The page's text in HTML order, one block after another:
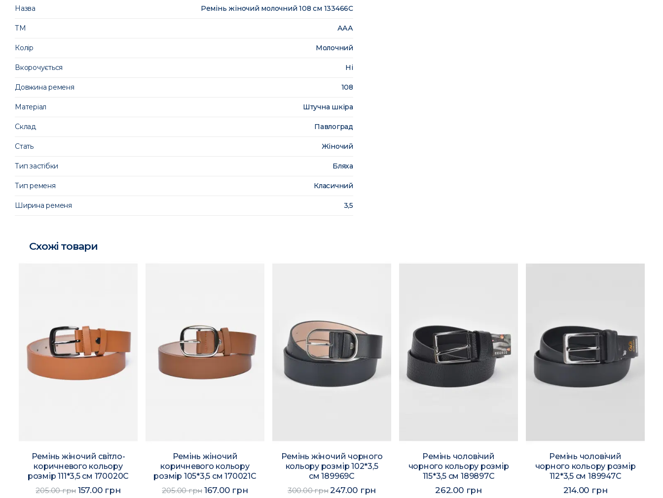
Назва Ремінь жіночий молочний 108 см 133466C
ТМ ААА
Колір Молочний
Вкорочується Ні
Довжина ременя 108
Матеріал Штучна шкіра
Склад Павлоград
Стать Жіночий
Тип застібки Бляха
Тип ременя Класичний
Ширина ременя 3,5
Схожі товари
Ремінь жіночий світло-
коричневого кольору
розмір 111*3,5 см 170020C
205.00 грн 157.00 грн
Ремінь жіночий
коричневого кольору
розмір 105*3,5 см 170021C
205.00 грн 167.00 грн
Ремінь жіночий чорного
кольору розмір 102*3,5
см 189969C
300.00 грн247.00 грн
Ремінь чоловічий
чорного кольору розмір
115*3,5 см 189897C
262.00 грн
Ремінь чоловічий
чорного кольору розмір
112*3,5 см 189947C
214.00 грн